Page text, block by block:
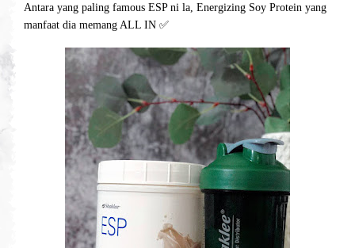
Antara yang paling famous ESP ni la, Energizing Soy Protein yang
manfaat dia memang ALL IN ✅